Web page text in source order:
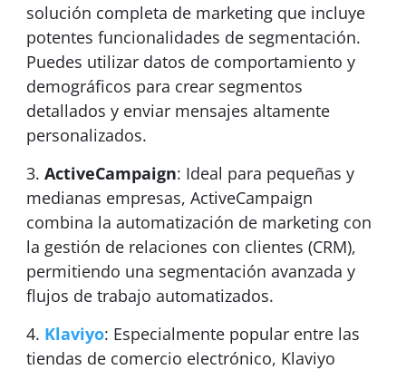
solución completa de marketing que incluye
potentes funcionalidades de segmentación.
Puedes utilizar datos de comportamiento y
demográficos para crear segmentos
detallados y enviar mensajes altamente
personalizados.
ActiveCampaign: Ideal para pequeñas y
medianas empresas, ActiveCampaign
combina la automatización de marketing con
la gestión de relaciones con clientes (CRM),
permitiendo una segmentación avanzada y
flujos de trabajo automatizados.
Klaviyo: Especialmente popular entre las
tiendas de comercio electrónico, Klaviyo